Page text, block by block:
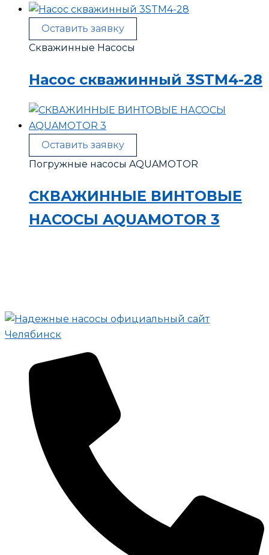
Оставить заявку
Скважинные Насосы
Насос скважинный 3STM4-28
Оставить заявку
Погружные насосы AQUAMOTOR
СКВАЖИННЫЕ ВИНТОВЫЕ
НАСОСЫ AQUAMOTOR 3